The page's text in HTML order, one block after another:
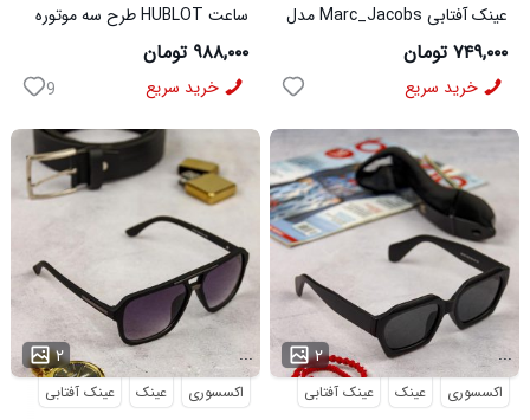
ساعت HUBLOT طرح سه موتوره
سورمه ای کد 6559
۹۸۸,۰۰۰ تومان
خرید سریع 9
عینک آفتابی Marc_Jacobs مدل
3956
۷۴۹,۰۰۰ تومان
خرید سریع
۲ ...
اکسسوری عینک عینک آفتابی
۲ ...
اکسسوری عینک عینک آفتابی